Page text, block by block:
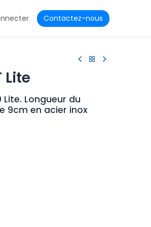
Contactez-nous
Lite
Longueur du
9cm en acier inox